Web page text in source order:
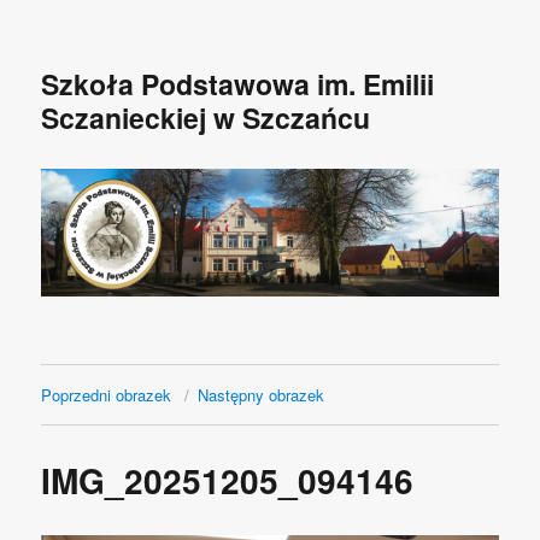
Szkoła Podstawowa im. Emilii
Sczanieckiej w Szczańcu
Poprzedni obrazek Następny obrazek
IMG_20251205_094146